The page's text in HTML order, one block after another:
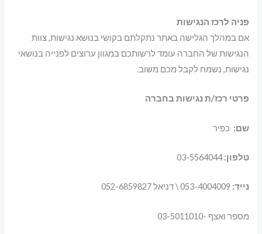
פניה לרכז הנגישות
אם במהלך הגלישה באתר נתקלתם בקושי בנושא נגישות, צוות
הנגישות של החברה עומד לרשותכם במגוון ערוצים לפנייה בנושאי
נגישות, נשמח לקבל מכם משוב.
פרטי רכז/ת נגישות בחברה
שם: כפיר
טלפון:03-5564044
נייד:
מספר ואצף -03-5011010